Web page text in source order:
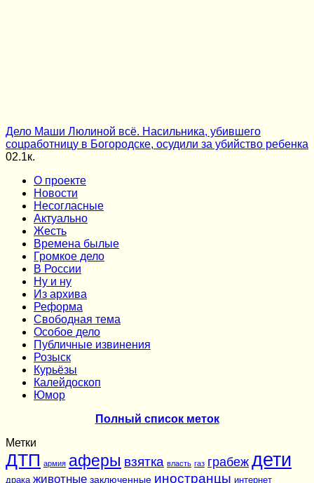
Дело Маши Люлиной всё. Насильника, убившего
соцработницу в Богородске, осудили за убийство ребенка
02.1к.
О проекте
Новости
Несогласные
Актуально
Жесть
Времена былые
Громкое дело
В России
Ну и ну
Из архива
Реформа
Cвободная тема
Особое дело
Публичные извинения
Розыск
Курьёзы
Калейдоскоп
Юмор
Полный список меток
Метки
ДТП армия аферы взятка власть газ грабеж дети
драка животные заключенные иностранцы интернет